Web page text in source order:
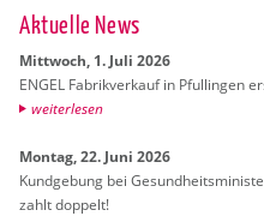
Ak­tu­el­le News
Mitt­woch, 1. Juli 2026
ENGEL Fa­brik­ver­kauf in Pful­lin­gen
wei­ter­le­sen
Mon­tag, 22. Juni 2026
Kund­ge­bung bei
zahlt dop­pelt!